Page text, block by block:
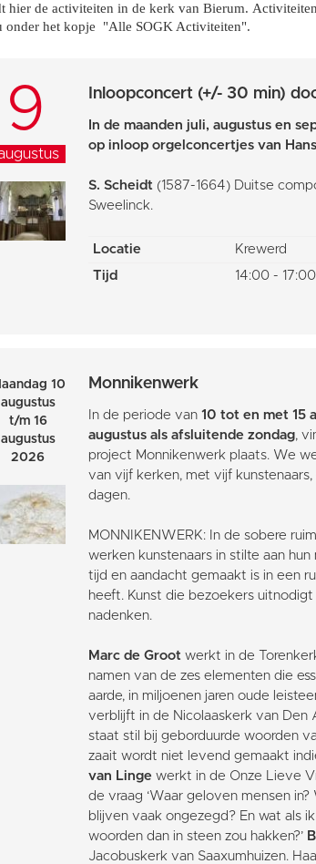
hier de activiteiten in de kerk van Bierum.
onder het kopje "Alle SOGK Activiteiten".
9 Inloopconcert (+/- 30 min)
In de maanden juli, augustus en
op inloop orgelconcertjes van
S. Scheidt (1587-1664) Duitse
Sweelinck.
Locatie
Krewerd
Tijd
14:00 -
10
augustus
t/m 16
augustus
2026
Monnikenwerk
In de periode van 10 tot en met 15
augustus als afsluitende zondag,
project Monnikenwerk plaats. We
van vijf kerken, met vijf
dagen.
MONNIKENWERK: In de sobere
werken kunstenaars in stilte aan
tijd en aandacht gemaakt is in een
heeft. Kunst die bezoekers
nadenken.
Marc de Groot werkt in de
namen van de zes elementen die
aarde, in miljoenen jaren oude
verblijft in de Nicolaaskerk van Den
staat stil bij geborduurde woorden
zaait wordt niet levend gemaakt
van Linge werkt in de Onze Lieve
de vraag ‘Waar geloven mensen
blijven vaak ongezegd? En wat als
woorden dan in steen zou hakken?’
Jacobuskerk van Saaxumhuizen.